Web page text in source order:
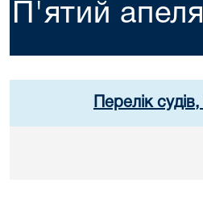
П'ятий
Перелік